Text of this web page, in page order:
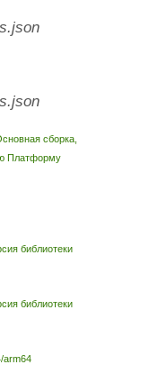
сборка,
Платформу
библиотеки
библиотеки
arm64